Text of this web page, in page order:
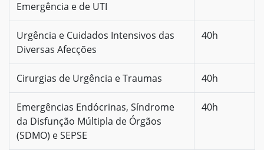
Emergência e de UTI
Urgência e Cuidados Intensivos das
Diversas Afecções
40h
Cirurgias de Urgência e Traumas 40h
Emergências Endócrinas, Síndrome
da Disfunção Múltipla de Órgãos
(SDMO) e SEPSE
40h